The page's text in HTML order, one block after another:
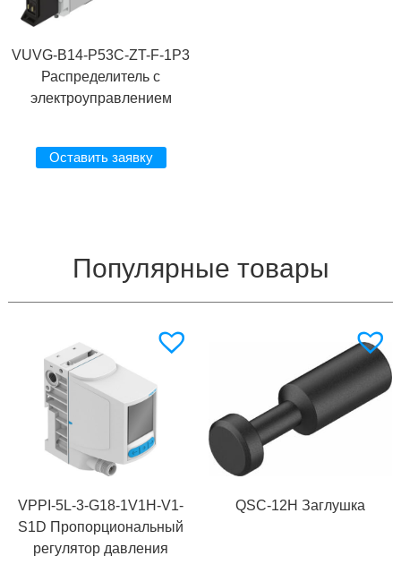
VUVG-B14-P53C-ZT-F-1P3
Распределитель с
электроуправлением
Оставить заявку
Популярные товары
VPPI-5L-3-G18-1V1H-V1-
S1D Пропорциональный
регулятор давления
QSC-12H Заглушка